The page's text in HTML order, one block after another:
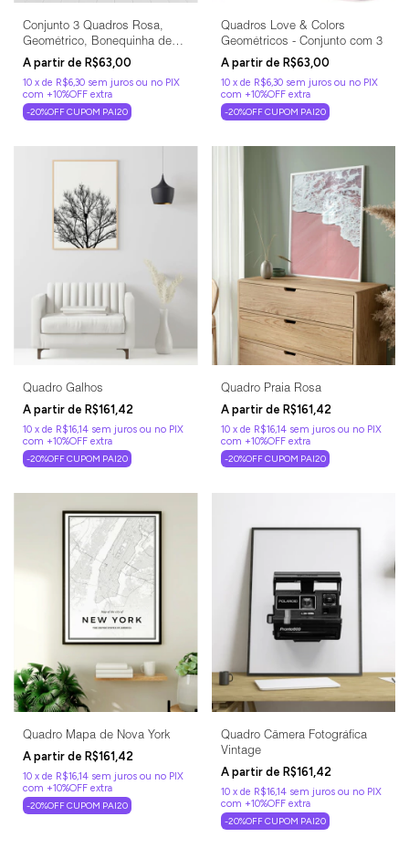
Conjunto 3 Quadros Rosa,
Geométrico, Bonequinha de
Luxo
R$63,00
10 x de R$6,30 sem juros
-20%OFF CUPOM PAI20
Quadros Love & Colors
Geométricos - Conjunto com 3
R$63,00
10 x de R$6,30 sem juros
-20%OFF CUPOM PAI20
Quadro Galhos
R$161,42
10 x de R$16,14 sem juros
-20%OFF CUPOM PAI20
Quadro Praia Rosa
R$161,42
10 x de R$16,14 sem juros
-20%OFF CUPOM PAI20
Quadro Mapa de Nova York
R$161,42
10 x de R$16,14 sem juros
-20%OFF CUPOM PAI20
Quadro Câmera Fotográfica
Vintage
R$161,42
10 x de R$16,14 sem juros
-20%OFF CUPOM PAI20